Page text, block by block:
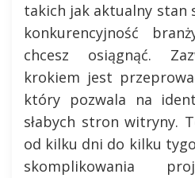
takich jak aktualny
konkurencyjność
chcesz osiągnąć.
krokiem jest
który pozwala na
słabych stron witryny.
od kilku dni do kilku
skomplikowania